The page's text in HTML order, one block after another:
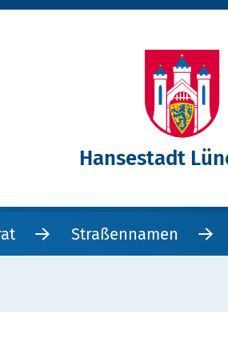
Hansestadt
Straßennamen